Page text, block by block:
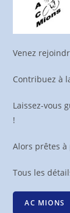
Venez
Contribuez à
Laissez-vous
!
Alors prêtes
Tous les
AC MIONS